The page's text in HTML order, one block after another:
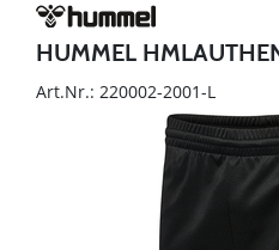
HUMMEL
Art.Nr.: 220002-2001-L